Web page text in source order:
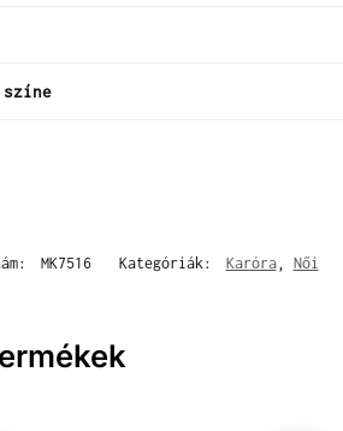
színe
MK7516 Kategóriák: Karóra, Női